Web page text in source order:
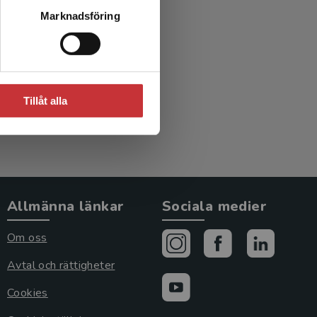
Marknadsföring
Tillåt alla
Allmänna länkar
Om oss
Avtal och rättigheter
Cookies
Sociala medier